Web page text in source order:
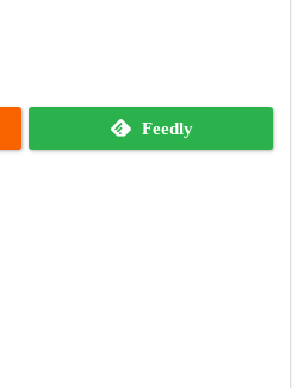
Feedly